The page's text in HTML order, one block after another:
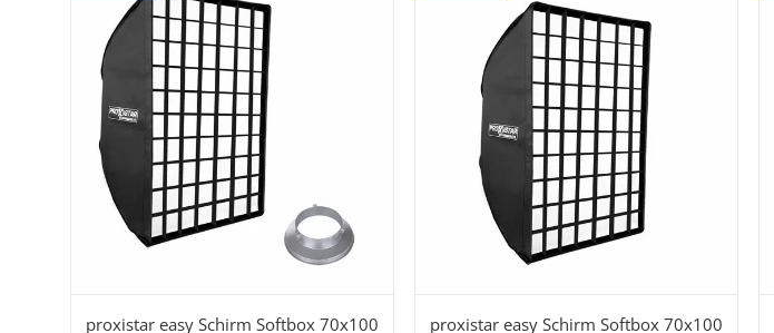
proxistar easy Schirm Softbox 70x100
proxistar easy Schirm Softbox 70x100